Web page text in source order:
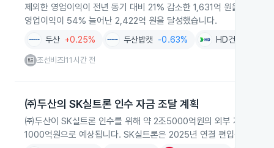
제외한 영업이익이 전년 동기 대비 21% 감소한 1,631억 원을 기록했
영업이익이 54% 늘어난 2,422억 원을 달성했습니다.
두산 +0.25% 두산밥캣 -0.63% HD건설기계
조선비즈 |11시간 전
㈜두산의 SK실트론 인수 자금 조달 계획
㈜두산이 SK실트론 인수를 위해 약 2조5000억원의 외부 자금을 조
1000억원으로 예상됩니다. SK실트론은 2025년 연결 편입될 예정입